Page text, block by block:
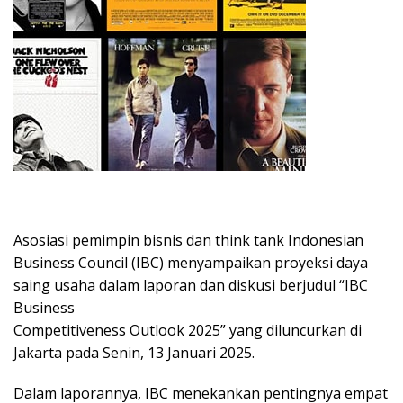
Asosiasi pemimpin bisnis dan think tank Indonesian
Business Council (IBC) menyampaikan proyeksi daya
saing usaha dalam laporan dan diskusi berjudul “IBC
Business
Competitiveness Outlook 2025” yang diluncurkan di
Jakarta pada Senin, 13 Januari 2025.
Dalam laporannya, IBC menekankan pentingnya empat